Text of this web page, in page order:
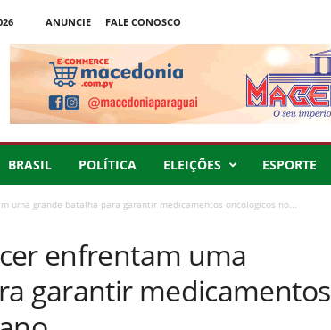
ANUNCIE
FALE CONOSCO
BRASIL POLÍTICA ELEIÇÕES ESPORTE
uma grande batalha para garantir medicamentos oncológicos no...
enfrentam uma
garantir medicamentos